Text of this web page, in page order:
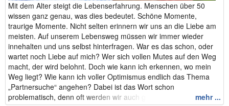
Mit dem Alter steigt die Lebenserfahrung. Menschen über 50
wissen ganz genau, was dies bedeutet. Schöne Momente,
traurige Momente. Nicht selten erinnern wir uns an die Liebe am
meisten. Auf unserem Lebensweg müssen wir immer wieder
innehalten und uns selbst hinterfragen. War es das schon, oder
wartet noch Liebe auf mich? Wer sich vollen Mutes auf den Weg
macht, der wird belohnt. Doch wie kann ich erkennen, wo mein
Weg liegt? Wie kann ich voller Optimismus endlich das Thema
„Partnersuche“ angehen? Dabei ist das Wort schon
problematisch, denn oft werden wir auch gefund...
mehr ...